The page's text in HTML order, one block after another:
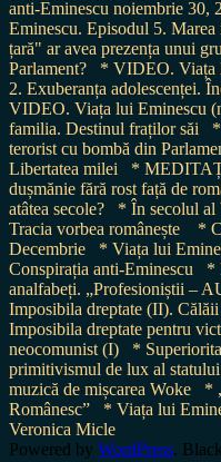
anti-Eminescu noiembrie 30,
Eminescu. Episodul 5.
țară" ar avea prezența unui
Parlament?
* VIDEO. Viața
2. Exuberanța adolescenței.
VIDEO. Viața lui Eminescu
familia. Destinul fraților săi
terorist cu bombă din
Libertatea milei
*
dușmănie fără rost față de
atâtea secole?
* În secolul al
Tracia vorbea românește
*
Decembrie
* Viața lui
Conspirația anti-Eminescu
*
analfabeți. „Profesioniștii –
Imposibila dreptate (II).
Imposibila dreptate pentru
neocomunist (I)
*
primitivismul de lux al
muzică de mișcarea Woke
*
Românesc”
* Viața lui
Veronica Micle
Powered by WordPress.